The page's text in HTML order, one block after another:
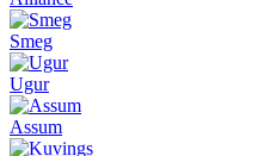
Smeg
Ugur
Assum